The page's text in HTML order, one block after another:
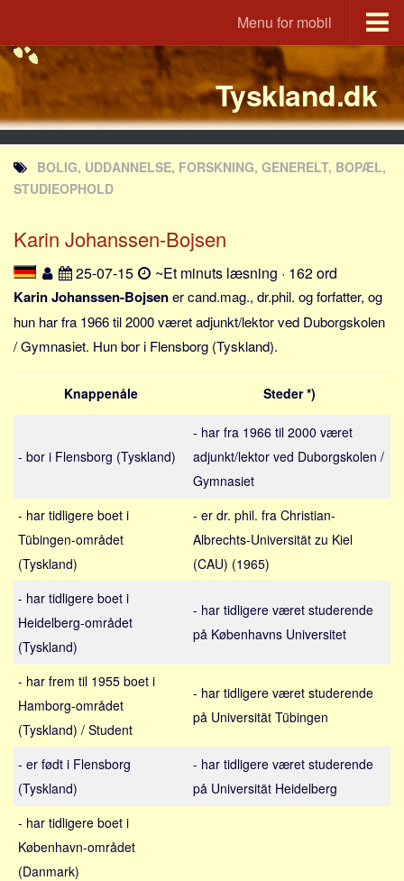
Menu for mobil
Portal
Udvandrerne.dk
Utvandrerne.no
Utvandrarna.se
Tyskland.dk
Rusland.dk
JLKM.dk
Lande
Tyrkiet
Spanien
Sverige
Thailand
Italien
Grækenland
Alle
Nøgleord
Bolig
Job
Virksomhed
Investering
Pension og opsparing
Forbrug
Social sikring og sundhed
Transport
Alle
Tyskland.dk
BOLIG, UDDANNELSE, FORSKNING, GENERELT, BOPÆL,
STUDIEOPHOLD
Karin Johanssen-Bojsen
25-07-15 ~Et minuts læsning · 162 ord
Karin Johanssen-Bojsener cand.mag., dr.phil. og forfatter, og
hun har fra 1966 til 2000 været adjunkt/lektor ved Duborgskolen
/ Gymnasiet. Hun bor i Flensborg (Tyskland).
Knappenåle Steder *)
- bor i Flensborg (Tyskland)
- har fra 1966 til 2000 været
adjunkt/lektor ved Duborgskolen /
Gymnasiet
- har tidligere boet i
Tübingen-området
(Tyskland)
- er dr. phil. fra Christian-
Albrechts-Universität zu Kiel
(CAU) (1965)
- har tidligere boet i
Heidelberg-området
(Tyskland)
- har tidligere været studerende
på Københavns Universitet
- har frem til 1955 boet i
Hamborg-området
(Tyskland) / Student
- har tidligere været studerende
på Universität Tübingen
- er født i Flensborg
(Tyskland)
- har tidligere været studerende
på Universität Heidelberg
- har tidligere boet i
København-området
(Danmark)